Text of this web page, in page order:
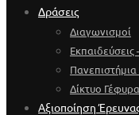
Δράσεις
Διαγωνισμοί
Εκπαιδεύσεις
Πανεπιστήμια
Δίκτυο
Αξιοποίηση